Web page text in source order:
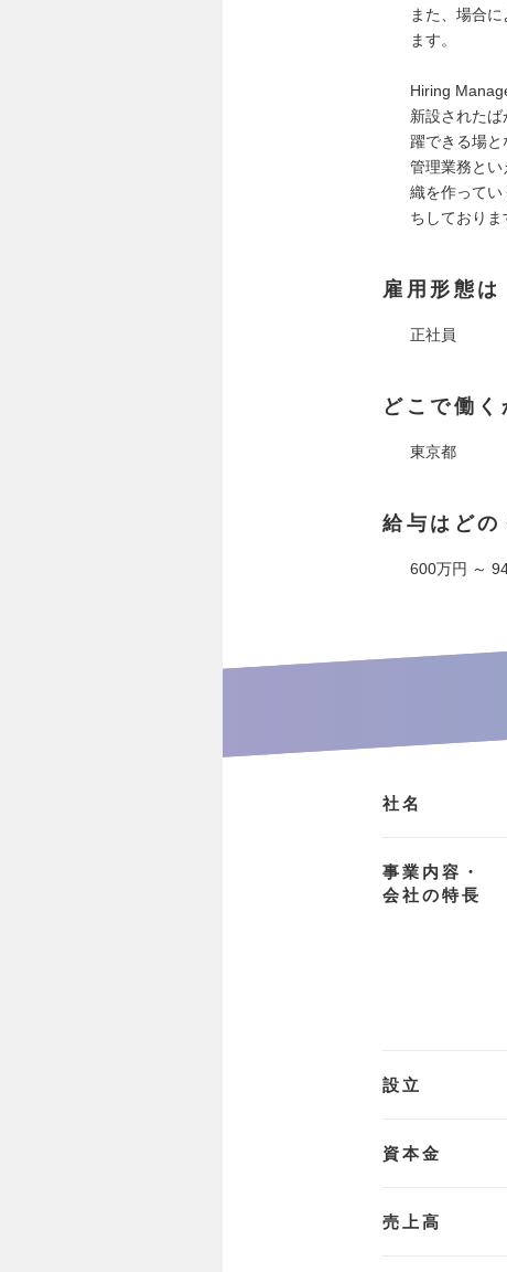
また、場合
ます。
Hiring
新設された
躍できる場と
管理業務と
織を作って
ちしておりま
雇用形態は
正社員
どこで働く
東京都
給与はどの
600万円 ～
社名
事業内容・
会社の特長
設立
資本金
売上高